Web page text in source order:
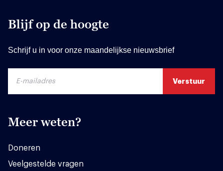
Blijf op de hoogte
Schrijf u in voor onze maandelijkse nieuwsbrief
Meer weten?
Doneren
Veelgestelde vragen